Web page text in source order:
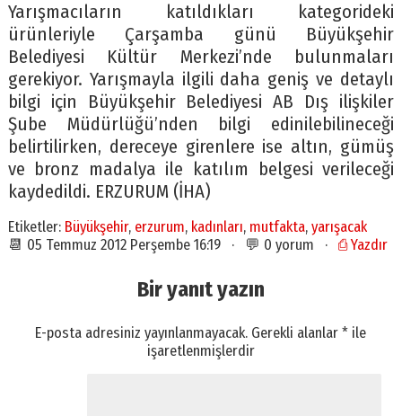
Yarışmacıların katıldıkları kategorideki
ürünleriyle Çarşamba günü Büyükşehir
Belediyesi Kültür Merkezi’nde bulunmaları
gerekiyor. Yarışmayla ilgili daha geniş ve detaylı
bilgi için Büyükşehir Belediyesi AB Dış ilişkiler
Şube Müdürlüğü’nden bilgi edinilebilineceği
belirtilirken, dereceye girenlere ise altın, gümüş
ve bronz madalya ile katılım belgesi verileceği
kaydedildi. ERZURUM (İHA)
Etiketler: Büyükşehir, erzurum, kadınları, mutfakta, yarışacak
📆 05 Temmuz 2012 Perşembe 16:19 · 💬 0 yorum · ⎙ Yazdır
Bir yanıt yazın
E-posta adresiniz yayınlanmayacak. Gerekli alanlar* ile
işaretlenmişlerdir